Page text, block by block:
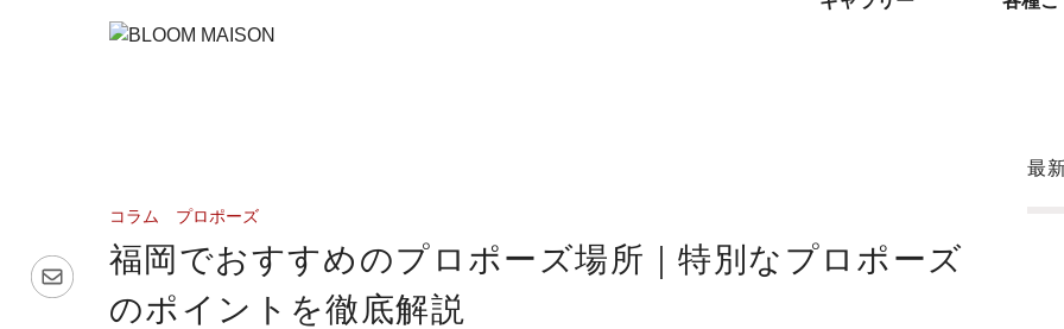
コラム プロポーズ
福岡でおすすめのプロポーズ場所｜特別なプロポーズ
のポイントを徹底解説
最